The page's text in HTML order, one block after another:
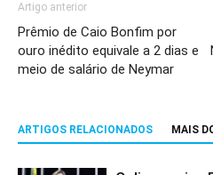
Artigo anterior
Prêmio de Caio Bonfim por
ouro inédito equivale a 2 dias e
meio de salário de Neymar
ARTIGOS RELACIONADOS MAIS